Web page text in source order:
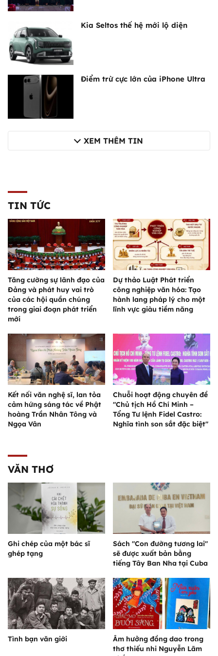
Kia Seltos thế hệ mới lộ diện
Điểm trừ cực lớn của iPhone Ultra
XEM THÊM TIN
TIN TỨC
Tăng cường sự lãnh đạo của
Đảng và phát huy vai trò
của các hội quần chúng
trong giai đoạn phát triển
mới
Dự thảo Luật Phát triển
công nghiệp văn hóa: Tạo
hành lang pháp lý cho một
lĩnh vực giàu tiềm năng
Kết nối văn nghệ sĩ, lan tỏa
cảm hứng sáng tác về Phật
hoàng Trần Nhân Tông và
Ngọa Vân
Chuỗi hoạt động chuyên đề
"Chủ tịch Hồ Chí Minh –
Tổng Tư lệnh Fidel Castro:
Nghĩa tình son sắt đặc biệt"
VĂN THƠ
Ghi chép của một bác sĩ
ghép tạng
Sách "Con đường tương lai"
sẽ được xuất bản bằng
tiếng Tây Ban Nha tại Cuba
Tình bạn văn giới
Âm hưởng đồng dao trong
thơ thiếu nhi Nguyễn Lãm